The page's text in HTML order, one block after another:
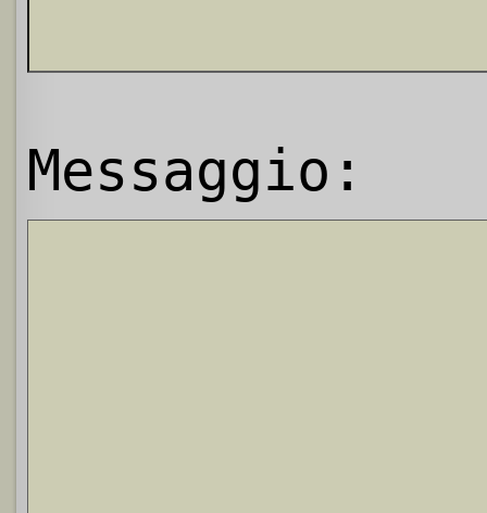
Messaggio: